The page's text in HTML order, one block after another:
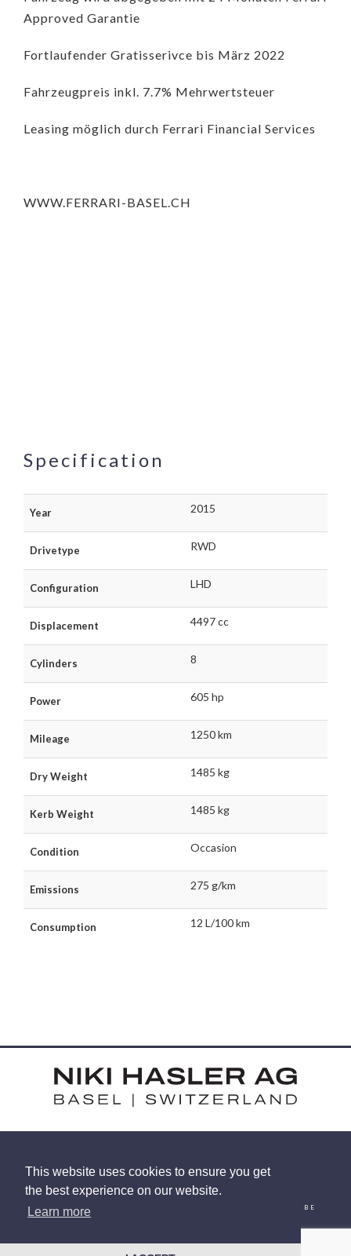
This website uses cookies to ensure you get
the best experience on our website.
Learn more
Approved Garantie
Fortlaufender Gratisserivce bis März 2022
Fahrzeugpreis inkl. 7.7% Mehrwertsteuer
Leasing möglich durch Ferrari Financial Services
WWW.FERRARI-BASEL.CH
Specification
Year 2015
Drivetype RWD
Configuration LHD
Displacement 4497 cc
Cylinders 8
Power 605 hp
Mileage 1250 km
Dry Weight 1485 kg
Kerb Weight 1485 kg
Condition Occasion
Emissions 275 g/km
Consumption 12 L/100 km
HARDSTRASSE 15 - CH-4052 BASEL
EMAIL YOUTUBE